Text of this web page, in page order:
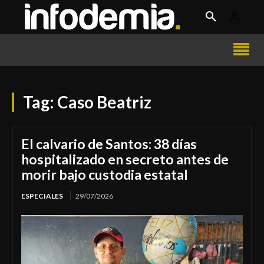
Tag: Caso Beatriz
El calvario de Santos: 38 días
hospitalizado en secreto antes de
morir bajo custodia estatal
ESPECIALES 29/07/2026